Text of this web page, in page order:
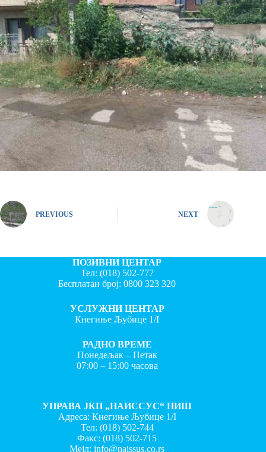
PREVIOUS NEXT
ПОЗИВНИ ЦЕНТАР
Тел: (018) 502-777
Бесплатан број:0800 323 320
УСЛУЖНИ ЦЕНТАР
Кнегиње Љубице 1/I
РАДНО ВРЕМЕ
Понедељак – Петак
07:00 – 15:00 часова
УПРАВА ЈКП „НАИССУС“ НИШ
Адреса: Кнегиње Љубице 1/I
Тел: (018) 502-744
Факс:(018) 502-715
Мејл:info@naissus.co.rs